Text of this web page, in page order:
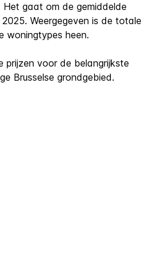
gaat om de gemiddelde
Weergegeven is de totale
woningtypes heen.
prijzen voor de belangrijkste
Brusselse grondgebied.